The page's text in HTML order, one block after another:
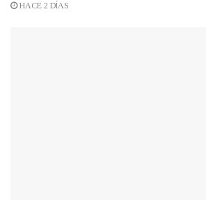
HACE 2 DÍAS